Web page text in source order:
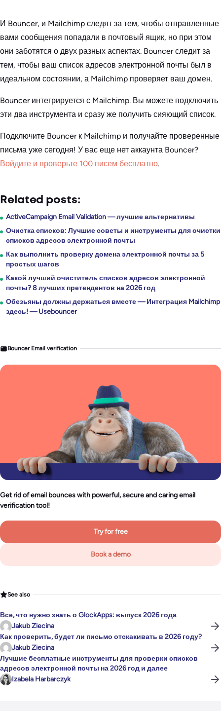
И Bouncer, и Mailchimp следят за тем, чтобы отправленные
вами сообщения попадали в почтовый ящик, но при этом
они заботятся о двух разных аспектах. Bouncer следит за
тем, чтобы ваш список адресов электронной почты был в
идеальном состоянии, а Mailchimp проверяет ваш домен.
Bouncer интегрируется с Mailchimp. Вы можете подключить
эти два инструмента и сразу же получить сияющий список.
Подключите Bouncer к Mailchimp и получайте проверенные
письма уже сегодня! У вас еще нет аккаунта Bouncer?
Войдите и проверьте 100 писем бесплатно.
Related posts:
ActiveCampaign Email Validation — лучшие альтернативы
Очистка списков: Лучшие советы и инструменты для очистки
списков адресов электронной почты
Как выполнить проверку домена электронной почты за 5
простых шагов
Какой лучший очиститель списков адресов электронной
почты? 8 лучших претендентов на 2026 год
Обезьяны должны держаться вместе — Интеграция Mailchimp
здесь! — Usebouncer
Bouncer Email verification
Get rid of email bounces with powerful, secure and caring email
verification tool!
Try for free
Book a demo
See also
Все, что нужно знать о GlockApps: выпуск 2026 года
Jakub Ziecina
Как проверить, будет ли письмо отскакивать в 2026 году?
Jakub Ziecina
Лучшие бесплатные инструменты для проверки списков
адресов электронной почты на 2026 год и далее
Izabela Harbarczyk